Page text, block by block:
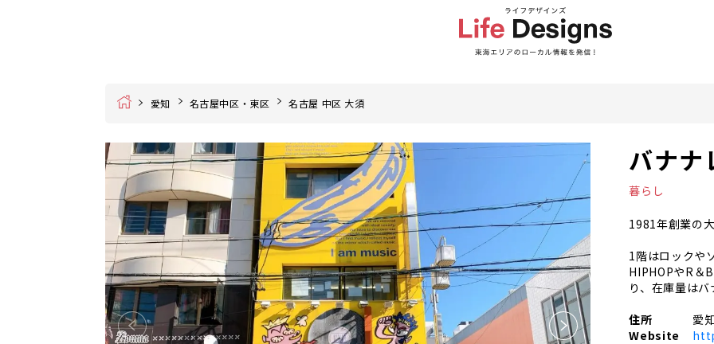
Home 愛知 名古屋中区・東区 名古屋 中区 大須
バナナ
暮らし
1981年創業の
1階はロックや
HIPHOPやR＆
り、在庫量は
住所
愛
Website